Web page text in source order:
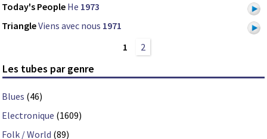
Today's People He 1973
TriangleViens avec nous 1971
1
2
Les tubes par genre
Blues (46)
Electronique (1609)
Folk / World (89)